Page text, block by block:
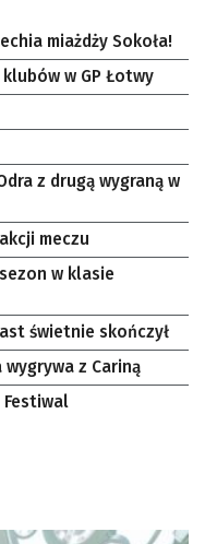
miażdży Sokoła!
w GP Łotwy
z drugą wygraną w
meczu
w klasie
świetnie skończył
z Cariną
Festiwal